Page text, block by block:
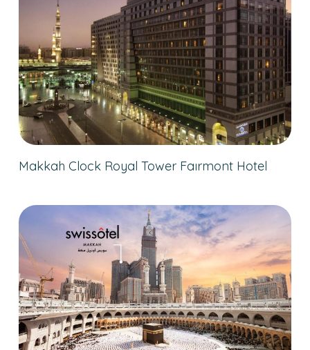
Makkah Clock Royal Tower Faırmont Hotel